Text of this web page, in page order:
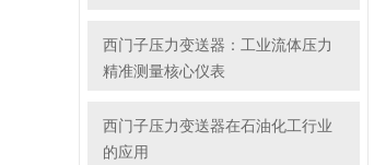
西门子压力变送器：工业流体压力
精准测量核心仪表
西门子压力变送器在石油化工行业
的应用